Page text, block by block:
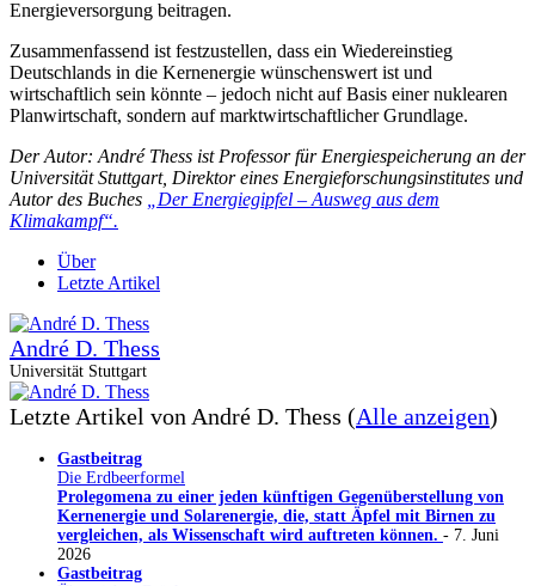
Energieversorgung beitragen.
Zusammenfassend ist festzustellen, dass ein Wiedereinstieg
Deutschlands in die Kernenergie wünschenswert ist und
wirtschaftlich sein könnte – jedoch nicht auf Basis einer nuklearen
Planwirtschaft, sondern auf marktwirtschaftlicher Grundlage.
Der Autor: André Thess ist Professor für Energiespeicherung an der
Universität Stuttgart, Direktor eines Energieforschungsinstitutes und
Autor des Buches
„Der Energiegipfel – Ausweg aus dem
Klimakampf“.
Über
Letzte Artikel
André D. Thess
Universität Stuttgart
Letzte Artikel von André D. Thess (Alle anzeigen)
Gastbeitrag
Die Erdbeerformel
Prolegomena zu einer jeden künftigen Gegenüberstellung von
Kernenergie und Solarenergie, die, statt Äpfel mit Birnen zu
vergleichen, als Wissenschaft wird auftreten können. - 7. Juni
2026
Gastbeitrag